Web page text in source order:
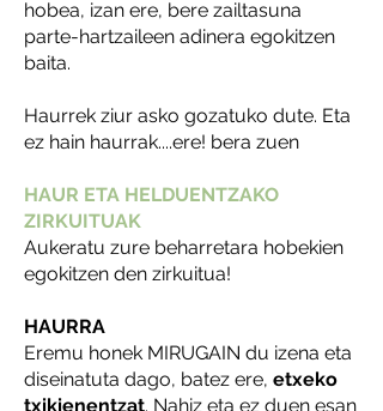
hobea, izan ere, bere zailtasuna
parte-hartzaileen adinera egokitzen
baita.
Haurrek ziur asko gozatuko dute. Eta
ez hain haurrak....ere! bera zuen
HAUR ETA HELDUENTZAKO
ZIRKUITUAK
Aukeratu zure beharretara hobekien
egokitzen den zirkuitua!
HAURRA
Eremu honek MIRUGAIN du izena eta
diseinatuta dago, batez ere, etxeko
txikienentzat. Nahiz eta ez duen esan